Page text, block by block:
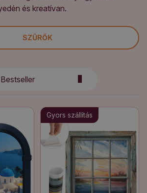
és kreatívan.
SZŰRŐK
Bestseller
Gyors szállítás